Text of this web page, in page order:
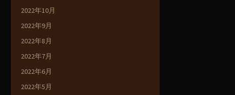
2022年10月
2022年9月
2022年8月
2022年7月
2022年6月
2022年5月